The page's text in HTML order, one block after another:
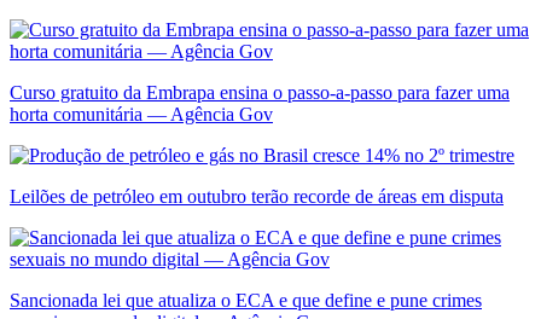
Curso gratuito da Embrapa ensina o passo-a-passo para fazer uma
horta comunitária — Agência Gov
Leilões de petróleo em outubro terão recorde de áreas em disputa
Sancionada lei que atualiza o ECA e que define e pune crimes